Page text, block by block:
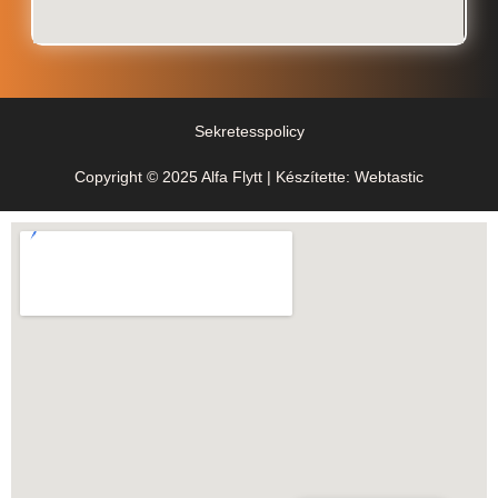
Sekretesspolicy
Copyright © 2025 Alfa Flytt | Készítette: Webtastic